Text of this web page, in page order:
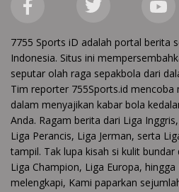
7755 Sports iD adalah portal berita
Indonesia. Situs ini
seputar olah raga sepakbola dari
Tim reporter 755Sports.id mencoba
dalam menyajikan kabar bola
Anda. Ragam berita dari Liga
Liga Perancis, Liga Jerman, serta
tampil. Tak lupa kisah si kulit
Liga Champion, Liga Europa,
melengkapi, Kami paparkan